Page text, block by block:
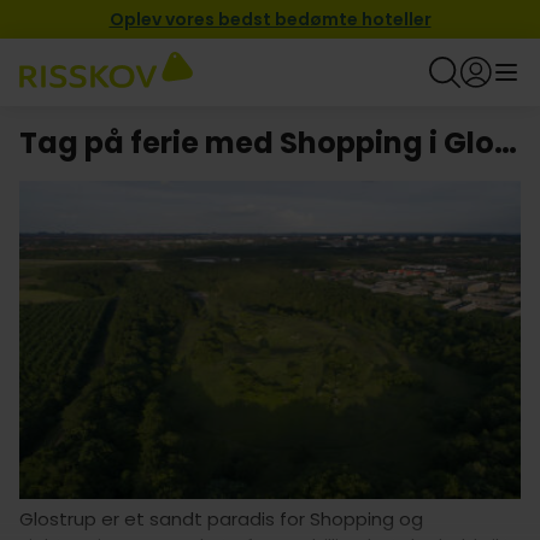
Oplev vores bedst bedømte hoteller
Tag på ferie med Shopping i Glostrup
Glostrup er et sandt paradis for Shopping og